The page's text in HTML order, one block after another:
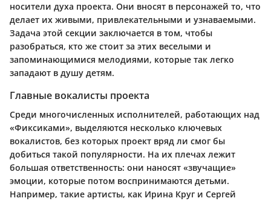
носители духа проекта. Они вносят в персонажей то, что
делает их живыми, привлекательными и узнаваемыми.
Задача этой секции заключается в том, чтобы
разобраться, кто же стоит за этих веселыми и
запоминающимися мелодиями, которые так легко
западают в душу детям.
Главные вокалисты проекта
Среди многочисленных исполнителей, работающих над
«Фиксиками», выделяются несколько ключевых
вокалистов, без которых проект вряд ли смог бы
добиться такой популярности. На их плечах лежит
большая ответственность: они наносят «звучащие»
эмоции, которые потом воспринимаются детьми.
Например, такие артисты, как Ирина Круг и Сергей